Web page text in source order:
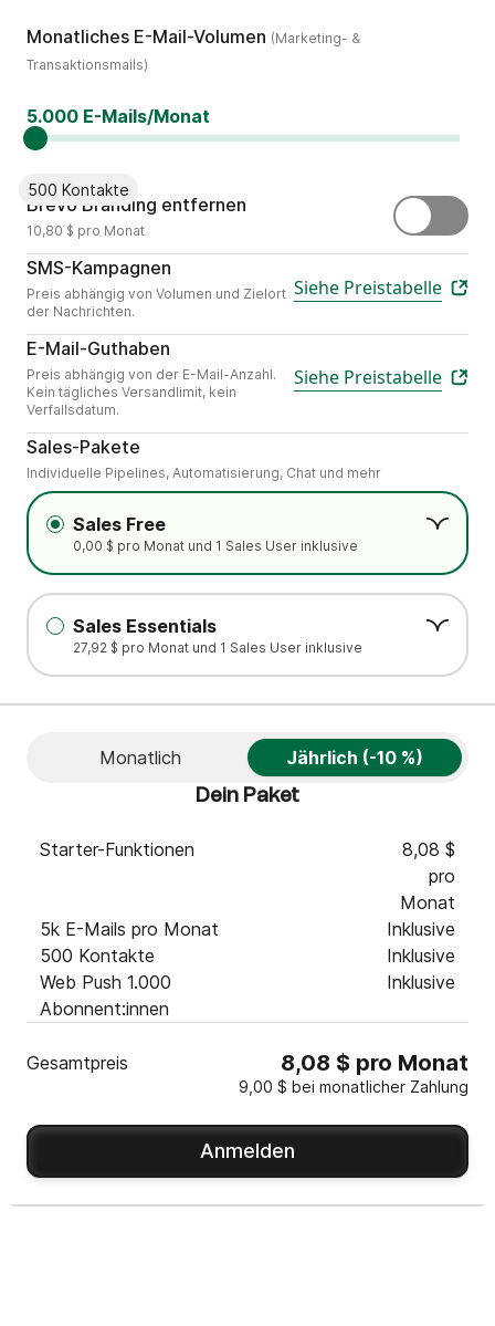
Monatliches E-Mail-Volumen (Marketing- &
(Marketing- &
Transaktionsmails)
5.000 E-Mails/Monat
500 Kontakte
Brevo Branding entfernen Entferne „Gesendet mit
10,80 $ pro Monat
SMS-Kampagnen
Preis abhängig von Volumen und Zielort
der Nachrichten.
Siehe Preistabelle
E-Mail-Guthaben
Preis abhängig von der E-Mail-Anzahl.
Kein tägliches Versandlimit, kein
Verfallsdatum.
Siehe Preistabelle
Sales-Pakete
Individuelle Pipelines, Automatisierung, Chat und mehr
Sales Free
0,00 $ pro Monat und 1 Sales User inklusive
Sales Essentials
27,92 $ pro Monat und 1 Sales User inklusive
Monatlich Jährlich (-10 %)
Dein Paket
Starter-Funktionen
8,08 $
pro
Monat
5k E-Mails pro Monat
Inklusive
500 Kontakte
Inklusive
Web Push 1.000
Abonnent:innen
Inklusive
Gesamtpreis 8,08 $ pro Monat
9,00 $ bei monatlicher Zahlung
Anmelden